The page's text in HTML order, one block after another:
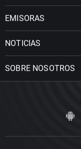
EMISORAS
NOTICIAS
SOBRE NOSOTROS